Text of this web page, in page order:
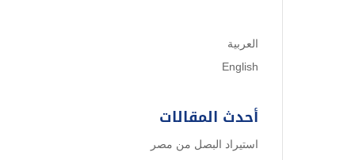
العربية
English
أحدث المقالات
استيراد البصل من مصر